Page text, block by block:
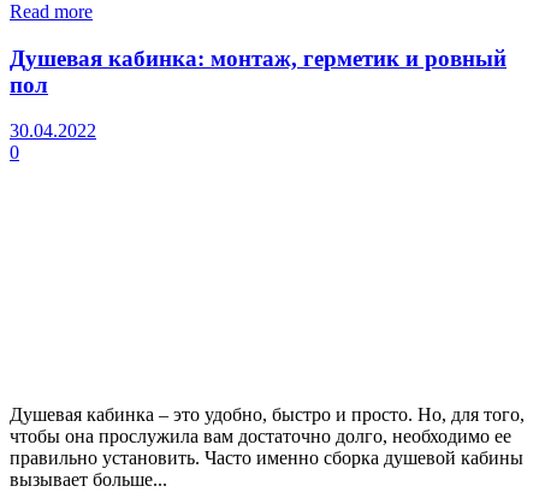
Read more
Душевая кабинка: монтаж, герметик и ровный
пол
30.04.2022
0
Душевая кабинка – это удобно, быстро и просто. Но, для того,
чтобы она прослужила вам достаточно долго, необходимо ее
правильно установить. Часто именно сборка душевой кабины
вызывает больше...